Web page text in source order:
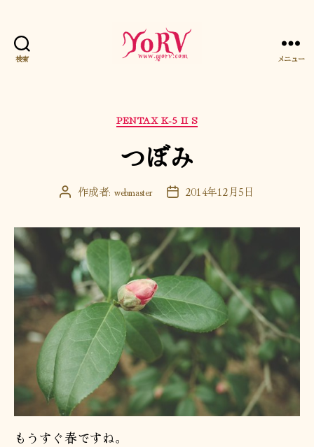
検索 メニュー
カ
テ
ゴ
リ
PENTAX K-5 II S
つぼみ
投 作成者: webmaster
投 2014年12月5日
もうすぐ春ですね。